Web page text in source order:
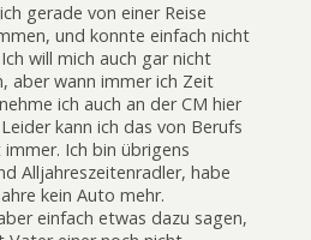
gerade von einer Reise
und konnte einfach nicht
will mich auch gar nicht
aber wann immer ich Zeit
ich auch an der CM hier
kann ich das von Berufs
Ich bin übrigens
Alljahreszeitenradler, habe
kein Auto mehr.
einfach etwas dazu sagen,